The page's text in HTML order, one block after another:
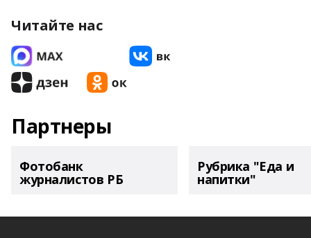
Читайте нас
Партнеры
Фотобанк
журналистов РБ
Рубрика "Еда и
напитки"